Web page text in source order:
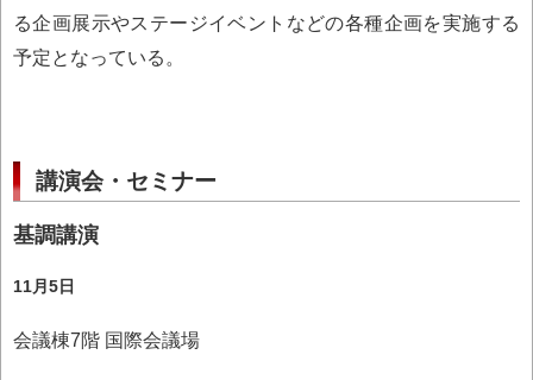
る企画展示やステージイベントなどの各種企画を実施する
予定となっている。
講演会・セミナー
基調講演
11月5日
会議棟7階 国際会議場